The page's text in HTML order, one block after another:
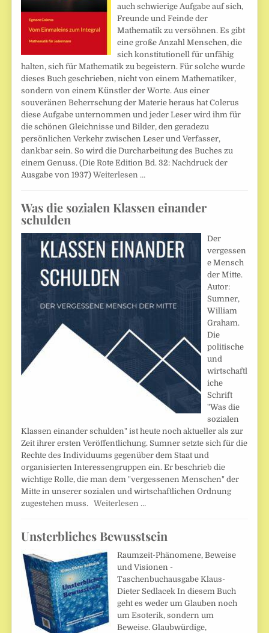
auch schwierige Aufgabe auf sich,
Freunde und Feinde der
Mathematik zu versöhnen. Es gibt
eine große Anzahl Menschen, die
sich konstitutionell für unfähig
halten, sich für Mathematik zu begeistern. Für solche wurde
dieses Buch geschrieben, nicht von einem Mathematiker,
sondern von einem Künstler der Worte. Aus einer
souveränen Beherrschung der Materie heraus hat Colerus
diese Aufgabe unternommen und jeder Leser wird ihm für
die schönen Gleichnisse und Bilder, den geradezu
persönlichen Verkehr zwischen Leser und Verfasser,
dankbar sein. So wird die Durcharbeitung des Buches zu
einem Genuss. (Die Rote Edition Bd. 32: Nachdruck der
Ausgabe von 1937)Weiterlesen …
Was die sozialen Klassen einander
schulden
Der
vergessen
e Mensch
der Mitte.
Autor:
Sumner,
William
Graham.
Die
politische
und
wirtschaftl
iche
Schrift
"Was die
sozialen
Klassen einander schulden" ist heute noch aktueller als zur
Zeit ihrer ersten Veröffentlichung. Sumner setzte sich für die
Rechte des Individuums gegenüber dem Staat und
organisierten Interessengruppen ein. Er beschrieb die
wichtige Rolle, die man dem "vergessenen Menschen" der
Mitte in unserer sozialen und wirtschaftlichen Ordnung
zugestehen muss.Weiterlesen …
Unsterbliches Bewusstsein
Raumzeit-Phänomene, Beweise
und Visionen -
Taschenbuchausgabe Klaus-
Dieter Sedlacek In diesem Buch
geht es weder um Glauben noch
um Esoterik, sondern um
Beweise. Glaubwürdige,